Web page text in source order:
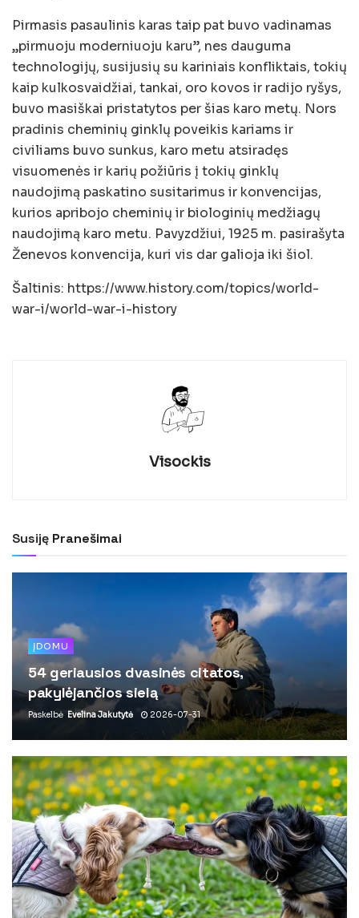
Pirmasis pasaulinis karas taip pat buvo vadinamas
„pirmuoju moderniuoju karu”, nes dauguma
technologijų, susijusių su kariniais konfliktais, tokių
kaip kulkosvaidžiai, tankai, oro kovos ir radijo ryšys,
buvo masiškai pristatytos per šias karo metų. Nors
pradinis cheminių ginklų poveikis kariams ir
civiliams buvo sunkus, karo metu atsiradęs
visuomenės ir karių požiūris į tokių ginklų
naudojimą paskatino susitarimus ir konvencijas,
kurios apribojo cheminių ir biologinių medžiagų
naudojimą karo metu. Pavyzdžiui, 1925 m. pasirašyta
Ženevos konvencija, kuri vis dar galioja iki šiol.
Šaltinis: https://www.history.com/topics/world-
war-i/world-war-i-history
Visockis
Susiję Pranešimai
ĮDOMU
54 geriausios dvasinės citatos,
pakylėjančios sielą
Paskelbė Evelina Jakutytė 2026-07-31